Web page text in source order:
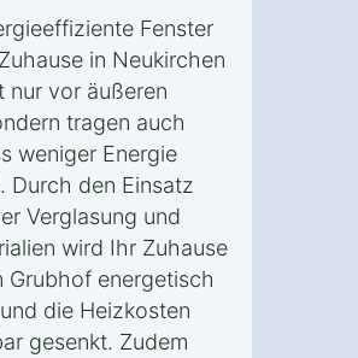
Fenster
in Neukirchen
nur vor äußeren
tragen auch
weniger Energie
Durch den Einsatz
Verglasung und
wird Ihr Zuhause
Grubhof energetisch
die Heizkosten
gesenkt. Zudem